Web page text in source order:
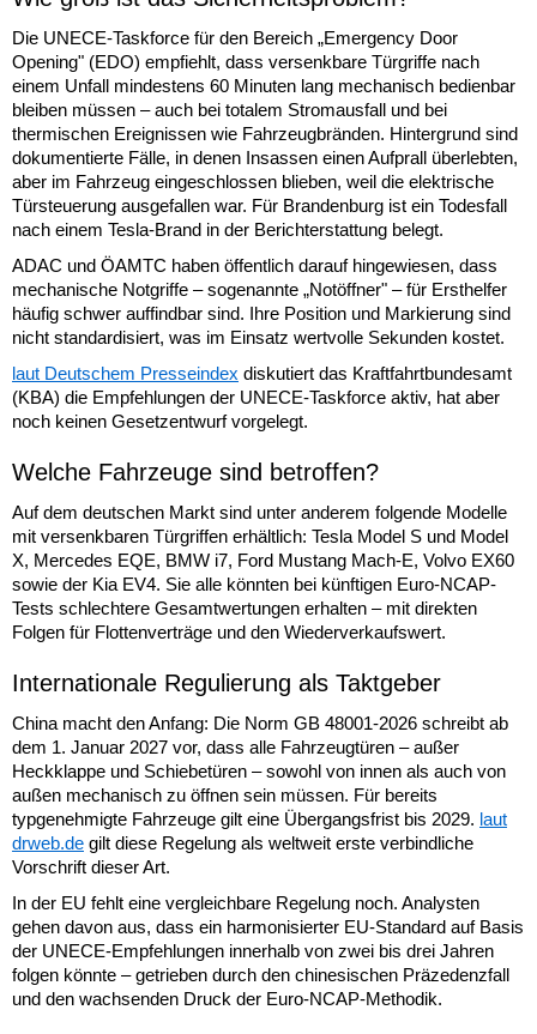
Die UNECE-Taskforce für den Bereich „Emergency Door
Opening" (EDO) empfiehlt, dass versenkbare Türgriffe nach
einem Unfall mindestens 60 Minuten lang mechanisch bedienbar
bleiben müssen – auch bei totalem Stromausfall und bei
thermischen Ereignissen wie Fahrzeugbränden. Hintergrund sind
dokumentierte Fälle, in denen Insassen einen Aufprall überlebten,
aber im Fahrzeug eingeschlossen blieben, weil die elektrische
Türsteuerung ausgefallen war. Für Brandenburg ist ein Todesfall
nach einem Tesla-Brand in der Berichterstattung belegt.
ADAC und ÖAMTC haben öffentlich darauf hingewiesen, dass
mechanische Notgriffe – sogenannte „Notöffner" – für Ersthelfer
häufig schwer auffindbar sind. Ihre Position und Markierung sind
nicht standardisiert, was im Einsatz wertvolle Sekunden kostet.
laut Deutschem Presseindex diskutiert das Kraftfahrtbundesamt
(KBA) die Empfehlungen der UNECE-Taskforce aktiv, hat aber
noch keinen Gesetzentwurf vorgelegt.
Welche Fahrzeuge sind betroffen?
Auf dem deutschen Markt sind unter anderem folgende Modelle
mit versenkbaren Türgriffen erhältlich: Tesla Model S und Model
X, Mercedes EQE, BMW i7, Ford Mustang Mach-E, Volvo EX60
sowie der Kia EV4. Sie alle könnten bei künftigen Euro-NCAP-
Tests schlechtere Gesamtwertungen erhalten – mit direkten
Folgen für Flottenverträge und den Wiederverkaufswert.
Internationale Regulierung als Taktgeber
China macht den Anfang: Die Norm GB 48001-2026 schreibt ab
dem 1. Januar 2027 vor, dass alle Fahrzeugtüren – außer
Heckklappe und Schiebetüren – sowohl von innen als auch von
außen mechanisch zu öffnen sein müssen. Für bereits
typgenehmigte Fahrzeuge gilt eine Übergangsfrist bis 2029. laut
drweb.de gilt diese Regelung als weltweit erste verbindliche
Vorschrift dieser Art.
In der EU fehlt eine vergleichbare Regelung noch. Analysten
gehen davon aus, dass ein harmonisierter EU-Standard auf Basis
der UNECE-Empfehlungen innerhalb von zwei bis drei Jahren
folgen könnte – getrieben durch den chinesischen Präzedenzfall
und den wachsenden Druck der Euro-NCAP-Methodik.